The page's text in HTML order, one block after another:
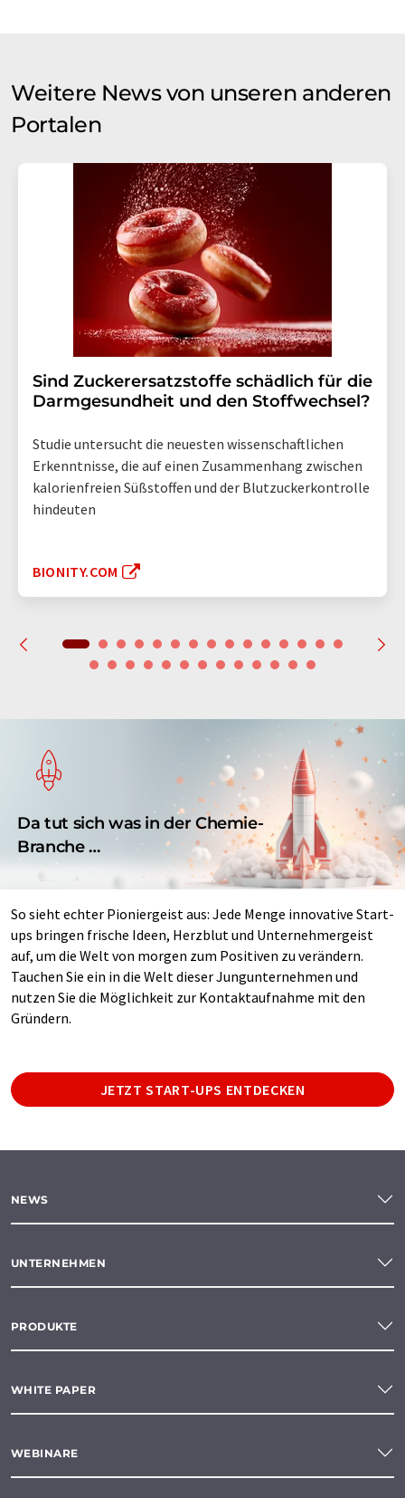
Weitere News von unseren anderen
Portalen
Sind Zuckerersatzstoffe schädlich für die
Darmgesundheit und den Stoffwechsel?
Studie untersucht die neuesten wissenschaftlichen
Erkenntnisse, die auf einen Zusammenhang zwischen
kalorienfreien Süßstoffen und der Blutzuckerkontrolle
hindeuten
BIONITY.COM
Da tut sich was in der Chemie-
Branche …
So sieht echter Pioniergeist aus: Jede Menge innovative Start-
ups bringen frische Ideen, Herzblut und Unternehmergeist
auf, um die Welt von morgen zum Positiven zu verändern.
Tauchen Sie ein in die Welt dieser Jungunternehmen und
nutzen Sie die Möglichkeit zur Kontaktaufnahme mit den
Gründern.
JETZT START-UPS ENTDECKEN
NEWS
UNTERNEHMEN
PRODUKTE
WHITE PAPER
WEBINARE